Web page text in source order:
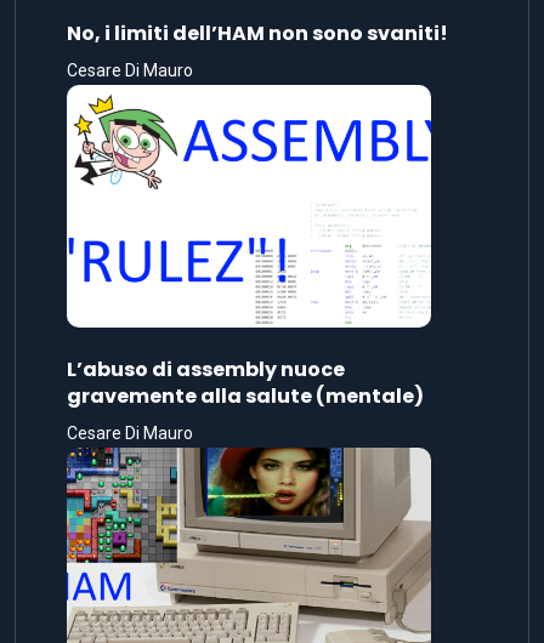
No, i limiti dell’HAM non sono svaniti!
Cesare Di Mauro
L’abuso di assembly nuoce
gravemente alla salute (mentale)
Cesare Di Mauro